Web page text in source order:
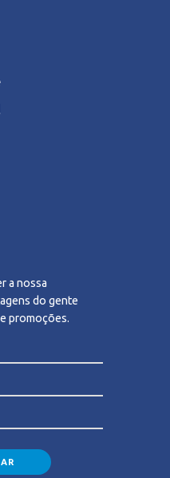
a nossa
do gente
promoções.